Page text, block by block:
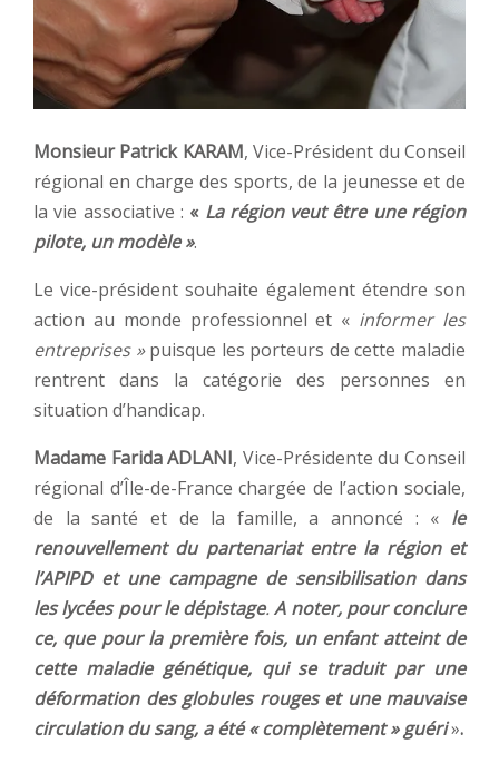
Monsieur Patrick KARAM, Vice-Président du Conseil
régional en charge des sports, de la jeunesse et de
la vie associative : « La région veut être une région
pilote, un modèle ».
Le vice-président souhaite également étendre son
action au monde professionnel et « informer les
entreprises »puisque les porteurs de cette maladie
rentrent dans la catégorie des personnes en
situation d’handicap.
Madame Farida ADLANI, Vice-Présidente du Conseil
régional d’Île-de-France chargée de l’action sociale,
de la santé et de la famille, a annoncé : « le
renouvellement du partenariat entre la région et
l’APIPD et une campagne de sensibilisation dans
les lycées pour le dépistage.A noter, pour conclure
ce, que pour la première fois, un enfant atteint de
cette maladie génétique, qui se traduit par une
déformation des globules rouges et une mauvaise
circulation du sang, a été « complètement » guéri».